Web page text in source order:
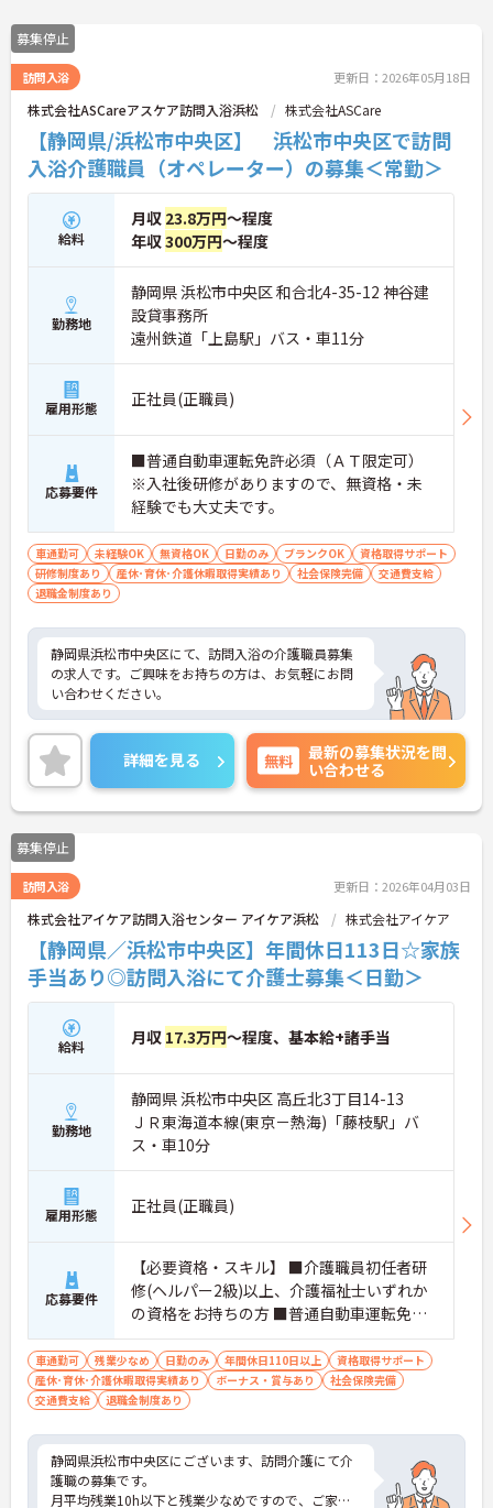
募集停止
訪問入浴 更新日：2026年05月18日
株式会社ASCareアスケア訪問入浴浜松 株式会社ASCare
【静岡県/浜松市中央区】 浜松市中央区で訪問
入浴介護職員（オペレーター）の募集＜常勤＞
給料
月収 23.8万円～程度
年収300万円～程度
勤務地
静岡県 浜松市中央区 和合北4-35-12 神谷建
設貸事務所
遠州鉄道「上島駅」バス・車11分
雇用形態 正社員(正職員)
応募要件
■普通自動車運転免許必須（ＡＴ限定可）
※入社後研修がありますので、無資格・未
経験でも大丈夫です。
車通勤可 未経験OK 無資格OK 日勤のみ ブランクOK
資格取得サポート
研修制度あり
産休･育休･介護休暇取得実績あり 社会保険完備
交通費支給
退職金制度あり
静岡県浜松市中央区にて、訪問入浴の介護職員募集
の求人です。ご興味をお持ちの方は、お気軽にお問
い合わせください。
詳細を見る 無料
最新の募集状況を問
い合わせる
募集停止
訪問入浴 更新日：2026年04月03日
株式会社アイケア訪問入浴センター アイケア浜松 株式会社アイケア
【静岡県／浜松市中央区】年間休日113日☆家族
手当あり◎訪問入浴にて介護士募集＜日勤＞
給料 月収 17.3万円～程度、基本給+諸手当
勤務地
静岡県 浜松市中央区 高丘北3丁目14-13
ＪＲ東海道本線(東京－熱海)「藤枝駅」バ
ス・車10分
雇用形態 正社員(正職員)
応募要件
【必要資格・スキル】 ■介護職員初任者研
修(ヘルパー2級)以上、介護福祉士いずれか
の資格をお持ちの方 ■普通自動車運転免許
（AT限定可）
車通勤可 残業少なめ 日勤のみ 年間休日110日以上
資格取得サポート
産休･育休･介護休暇取得実績あり
ボーナス・賞与あり
社会保険完備
交通費支給
退職金制度あり
静岡県浜松市中央区にございます、訪問介護にて介
護職の募集です。
月平均残業10h以下と残業少なめですので、ご家庭